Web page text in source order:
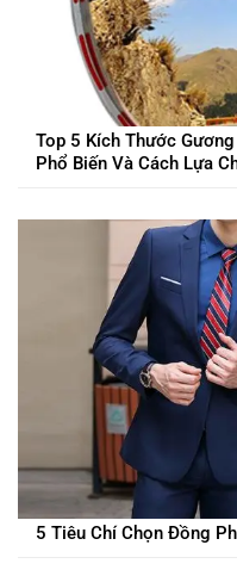
Top 5 Kích Thước
Phổ Biến Và Cách Lựa
5 Tiêu Chí Chọn Đồng